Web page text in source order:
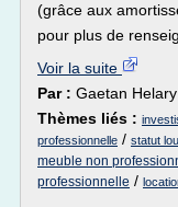
(grâce aux
pour plus de
Voir la suite
Par : Gaetan Helary
Thèmes liés :
professionnelle / statut
meuble non
professionnelle /